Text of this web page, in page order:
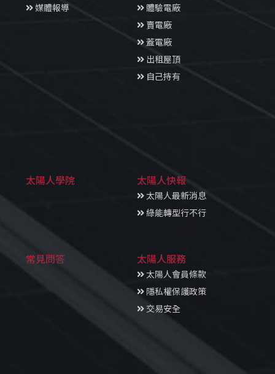
媒體報導
體驗電廠
賣電廠
蓋電廠
出租屋頂
自己持有
太陽人學院 太陽人快報
太陽人最新消息
綠能轉型行不行
常見問答 太陽人服務
太陽人會員條款
隱私權保護政策
交易安全